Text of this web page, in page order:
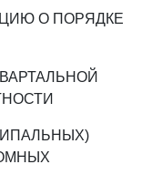
О ПОРЯДКЕ